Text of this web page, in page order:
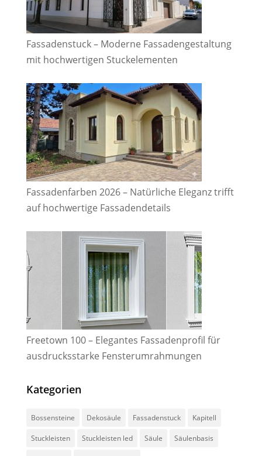
Fassadenstuck – Moderne Fassadengestaltung
mit hochwertigen Stuckelementen
Fassadenfarben 2026 – Natürliche Eleganz trifft
auf hochwertige Fassadendetails
Freetown 100 – Elegantes Fassadenprofil für
ausdrucksstarke Fensterumrahmungen
Kategorien
Bossensteine Dekosäule Fassadenstuck Kapitell
Stuckleisten Stuckleisten led Säule Säulenbasis